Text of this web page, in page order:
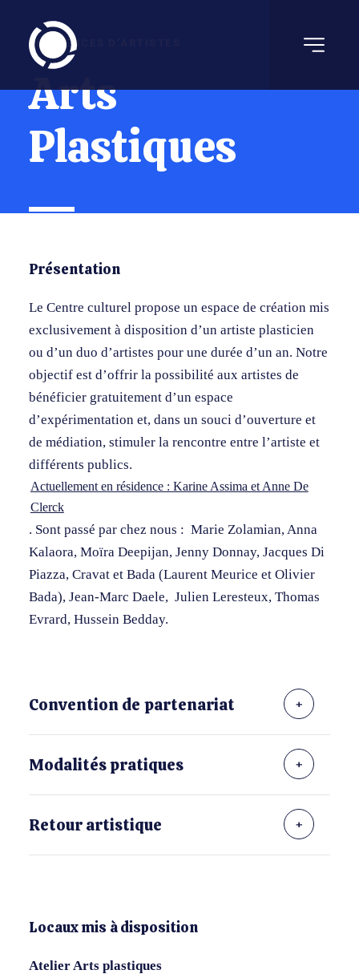
RÉSIDENCES D’ARTISTES
Arts
Plastiques
Présentation
Le Centre culturel propose un espace de création mis
exclusivement à disposition d’un artiste plasticien
ou d’un duo d’artistes pour une durée d’un an. Notre
objectif est d’offrir la possibilité aux artistes de
bénéficier gratuitement d’un espace
d’expérimentation et, dans un souci d’ouverture et
de médiation, stimuler la rencontre entre l’artiste et
différents publics.
Actuellement en résidence : Karine Assima et Anne De
Clerck
. Sont passé par chez nous : Marie Zolamian, Anna
Kalaora, Moïra Deepijan, Jenny Donnay, Jacques Di
Piazza, Cravat et Bada (Laurent Meurice et Olivier
Bada), Jean-Marc Daele, Julien Leresteux, Thomas
Evrard, Hussein Bedday.
Convention de partenariat
Modalités pratiques
Retour artistique
Locaux mis à disposition
Atelier Arts plastiques